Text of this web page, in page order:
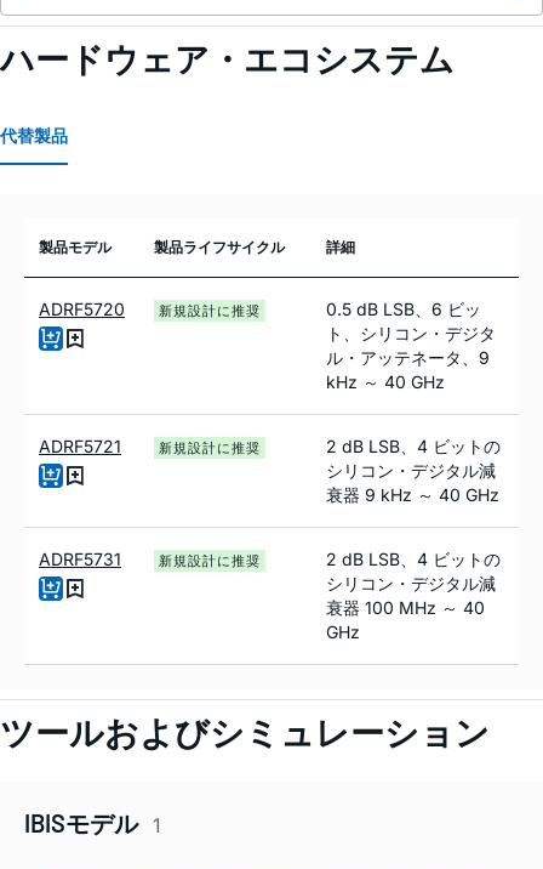
ハードウェア・エコシステム
代替製品
製品モデル 製品ライフサイクル 詳細
ADRF5720 新規設計に推奨
0.5 dB LSB、6 ビッ
ト、シリコン・デジタ
ル・アッテネータ、9
kHz ～ 40 GHz
ADRF5721 新規設計に推奨
2 dB LSB、4 ビットの
シリコン・デジタル減
衰器 9 kHz ～ 40 GHz
ADRF5731 新規設計に推奨
2 dB LSB、4 ビットの
シリコン・デジタル減
衰器 100 MHz ～ 40
GHz
ツールおよびシミュレーション
IBISモデル 1